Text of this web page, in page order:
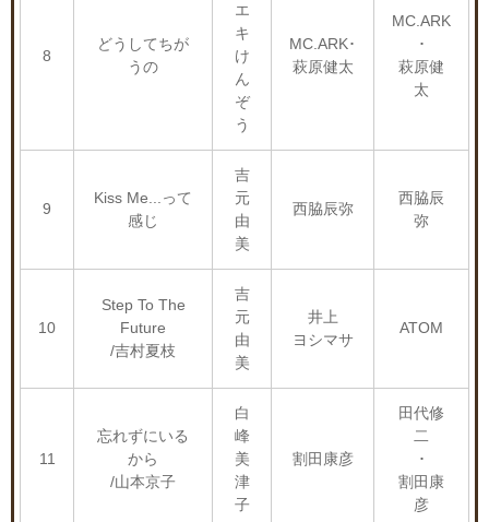
8
どうしてちが
うの
エ
キ
け
ん
ぞ
う
MC.ARK･
萩原健太
MC.ARK
･
萩原健
太
9
Kiss Me...って
感じ
吉
元
由
美
西脇辰弥
西脇辰
弥
10
Step To The
Future
/吉村夏枝
吉
元
由
美
井上
ヨシマサ
ATOM
11
忘れずにいる
から
/山本京子
白
峰
美
津
子
割田康彦
田代修
二
･
割田康
彦